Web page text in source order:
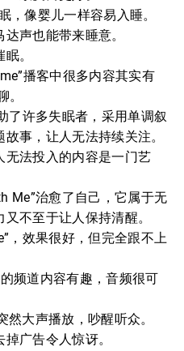
，像婴儿一样容易入睡。
声也能带来睡意。
。
播客中很多内容其实有
了许多失眠者，采用单调叙
事，让人无法持续关注。
无法投入的内容是一门艺
Me”治愈了自己，它属于无
不至于让人保持清醒。
，效果很好，但完全跟不上
频道内容有趣，音频很可
然大声播放，吵醒听众。
广告令人惊讶。